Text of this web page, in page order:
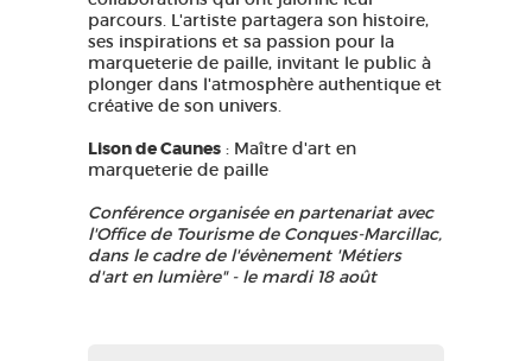
parcours. L'artiste partagera son histoire,
ses inspirations et sa passion pour la
marqueterie de paille, invitant le public à
plonger dans l'atmosphère authentique et
créative de son univers.
Lison de Caunes : Maître d'art en
marqueterie de paille
Conférence organisée en partenariat avec
l'Office de Tourisme de Conques-Marcillac,
dans le cadre de l'évènement 'Métiers
d'art en lumière" - le mardi 18 août